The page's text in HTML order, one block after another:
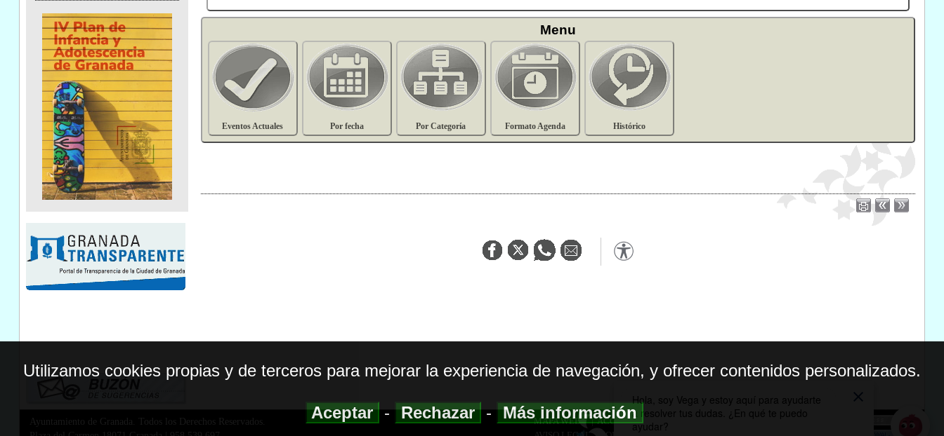
Menu
Eventos Actuales Por fecha Por Categoría Formato Agenda Histórico
Ayuntamiento de Granada. Todos los Derechos Reservados.
MAPA WEB|ACCESIBILIDAD
Utilizamos cookies propias y de terceros para mejorar la experiencia de navegación, y ofrecer contenidos personalizados.
Aceptar-Rechazar-Más información